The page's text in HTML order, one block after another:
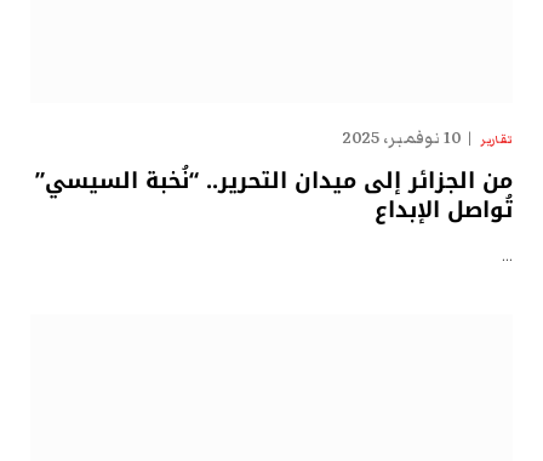
تقارير 10 نوفمبر، 2025
من الجزائر إلى ميدان التحرير.. “نُخبة السيسي”
تُواصل الإبداع
…